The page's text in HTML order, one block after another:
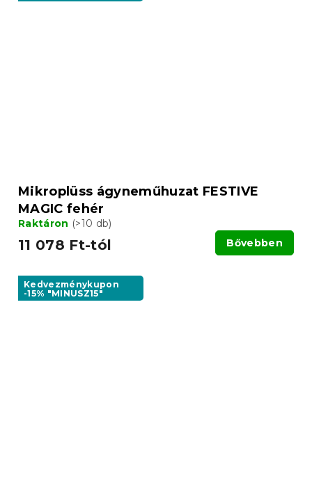
Mikroplüss ágyneműhuzat FESTIVE
MAGIC fehér
Raktáron (>10 db)
11 078 Ft-tól Bővebben
Kedvezménykupon
-15% "MINUSZ15"